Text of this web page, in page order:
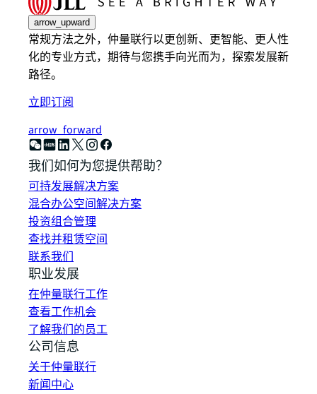
arrow_upward
常规方法之外，仲量联行以更创新、更智能、更人性
化的专业方式，期待与您携手向光而为，探索发展新
路径。
立即订阅
arrow_forward
我们如何为您提供帮助？
可持发展解决方案
混合办公空间解决方案
投资组合管理
查找并租赁空间
联系我们
职业发展
在仲量联行工作
查看工作机会
了解我们的员工
公司信息
关于仲量联行
新闻中心